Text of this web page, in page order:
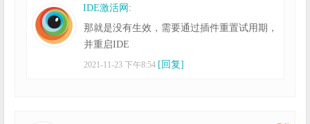
IDE激活网 :
那就是没有生效，需要通过插件重置试用期，
并重启IDE
2021-11-23 下午8:54 [回复]